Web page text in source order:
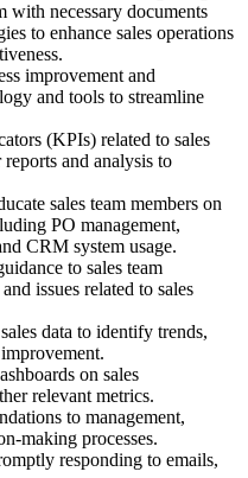
with necessary documents
to enhance sales operations
improvement and
and tools to streamline
(KPIs) related to sales
and analysis to
sales team members on
PO management,
CRM system usage.
to sales team
issues related to sales
data to identify trends,
on sales
relevant metrics.
to management,
making processes.
responding to emails,